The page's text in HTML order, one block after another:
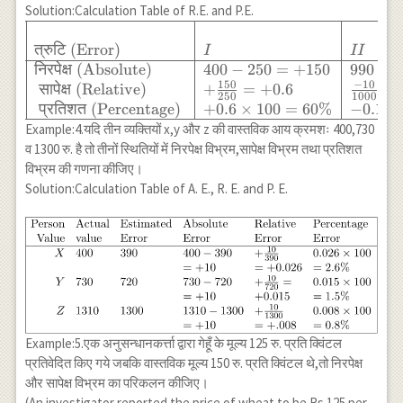
& & 4.94 \%
& 1.28 \% \\
\hline
\end{array}
+\frac{10}{500}
\\ & & & =+10
& =+0.02 & =2
\% \\ III & 1010
& 1000 & 1010-
1000 &
+\frac{10}{1000}
& 0.01 \times 100
\\ & & & =+10
\% \\
\hline\end{array}
Solution:Calculation Table of R.E. and P.E.
{|l|l|l|} \hline
& & \\
\text{त्रुटि
(Error)} & I
& II \\ \hline
\text{निरपेक्ष
(Absolute)}
& 400-
990-1000=-10
\\
\text{सापेक्ष
(Relative)} &
{250}=+0.6
& \frac{-10}
{1000}=-0.01
\\ \text {
प्रतिशत
त्रुटि(Error)
निरपेक्ष (Absolute)
सापेक्ष (Relative)
प्रतिशत(Percentage)
I
400 − 250 = +150
+ 250
150 = +0.6
+0.6 × 100 = 60%
II
990
1000
−10
−0.1
Example:4.यदि तीन व्यक्तियों x,y और z की वास्तविक आय क्रमशः 400,730
व 1300 रु. है तो तीनों स्थितियों में निरपेक्ष विभ्रम,सापेक्ष विभ्रम तथा प्रतिशत
विभ्रम की गणना कीजिए।
Solution:Calculation Table of A. E., R. E. and P. E.
Example:5.एक अनुसन्धानकर्त्ता द्वारा गेहूँ के मूल्य 125 रु. प्रति क्विंटल
प्रतिवेदित किए गये जबकि वास्तविक मूल्य 150 रु. प्रति क्विंटल थे,तो निरपेक्ष
और सापेक्ष विभ्रम का परिकलन कीजिए।